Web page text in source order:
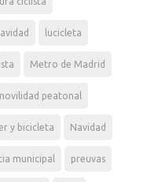
lucicleta
Metro de Madrid
peatonal
y bicicleta Navidad
municipal preuvas